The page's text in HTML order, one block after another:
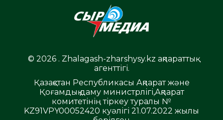
© 2026 . Zhalagash-zharshysy.kz ақпараттық
агенттігі.
Қазақстан Республикасы Ақпарат және
Қоғамдық даму министрлігі,Ақпарат
комитетінің тіркеу туралы №
KZ91VPY00052420 куәлігі 21.07.2022 жылы